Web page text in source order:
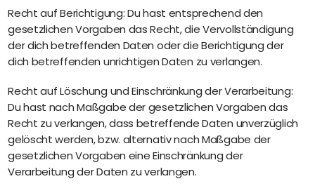
Recht auf Berichtigung: Du hast entsprechend den
gesetzlichen Vorgaben das Recht, die Vervollständigung
der dich betreffenden Daten oder die Berichtigung der
dich betreffenden unrichtigen Daten zu verlangen.
Recht auf Löschung und Einschränkung der Verarbeitung:
Du hast nach Maßgabe der gesetzlichen Vorgaben das
Recht zu verlangen, dass betreffende Daten unverzüglich
gelöscht werden, bzw. alternativ nach Maßgabe der
gesetzlichen Vorgaben eine Einschränkung der
Verarbeitung der Daten zu verlangen.